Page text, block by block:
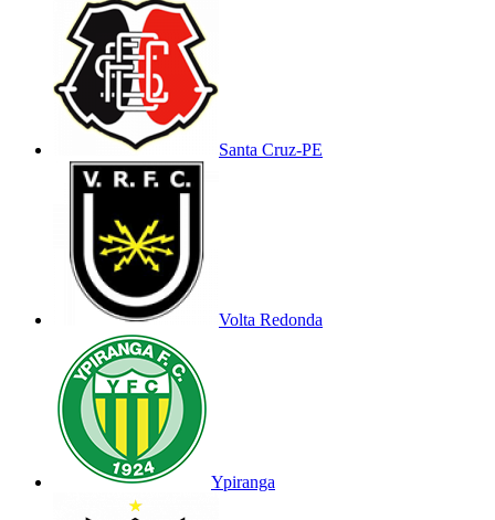
Santa Cruz-PE
Volta Redonda
Ypiranga